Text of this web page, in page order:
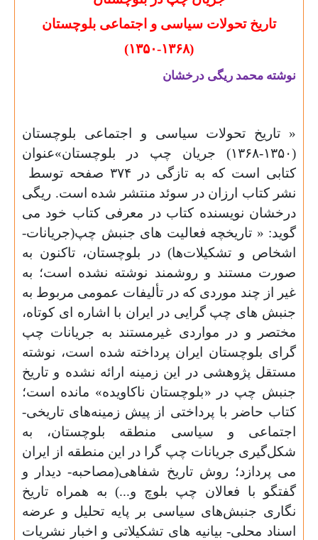
تاریخ تحولات سیاسی و اجتماعی بلوچستان
(۱۳۵۰-۱۳۶۸)
نوشته محمد ریگی درخشان
«
تاریخ تحولات سیاسی و اجتماعی بلوچستان
(۱۳۵۰-۱۳۶۸)
جریان چپ در بلوچستان»عنوان
کتابی است که به تازگی در ۳۷۴ صفحه توسط
نشر کتاب ارزان در سوئد منتشر شده است. ریگی
درخشان نویسنده کتاب در معرفی کتاب خود می
گوید: « تاریخچه فعالیت های جنبش چپ(جریانات-
اشخاص و تشکیلات‌ها) در بلوچستان، تاکنون به
صورت مستند و روشمند نوشته نشده است؛ به
غیر از چند موردی که در تألیفات عمومی مربوط به
جنبش های چپ گرایی در ایران با اشاره ای کوتاه،
مختصر و در مواردی غیرمستند به جریانات چپ
گرای بلوچستان ایران پرداخته شده است، نوشته
مستقل پژوهشی در این زمینه ارائه نشده و تاریخ
جنبش چپ در «بلوچستان ناکاویده» مانده است؛
کتاب حاضر با پرداختی از پیش زمینه‌های تاریخی-
اجتماعی و سیاسی منطقه بلوچستان، به
شکل‌گیری جریانات چپ گرا در این منطقه از ایران
می پردازد؛ روش تاریخ شفاهی(مصاحبه- دیدار و
گفتگو با فعالان چپ بلوچ و...) به همراه تاریخ
نگاری جنبش‌های سیاسی بر پایه تحلیل و عرضه
اسناد محلی- بیانیه های تشکیلاتی و اخبار نشریات